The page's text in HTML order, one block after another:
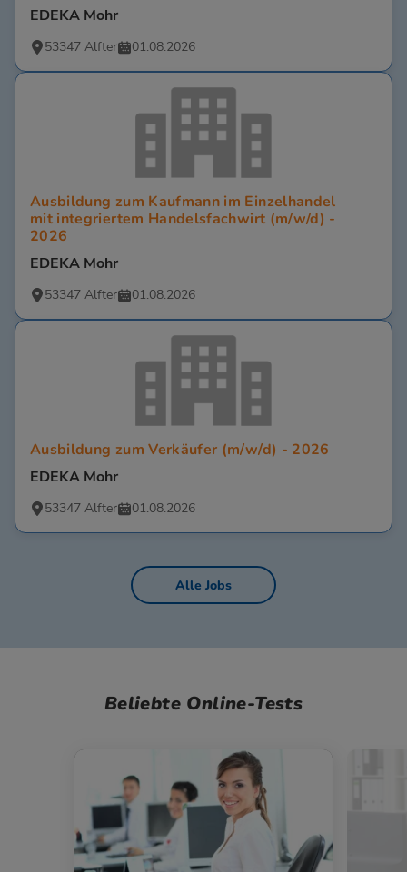
EDEKA Mohr
53347 Alfter 01.08.2026
Ausbildung zum Kaufmann im Einzelhandel
mit integriertem Handelsfachwirt (m/w/d) -
2026
EDEKA Mohr
53347 Alfter 01.08.2026
Ausbildung zum Verkäufer (m/w/d) - 2026
EDEKA Mohr
53347 Alfter 01.08.2026
Alle Jobs
Beliebte Online-Tests